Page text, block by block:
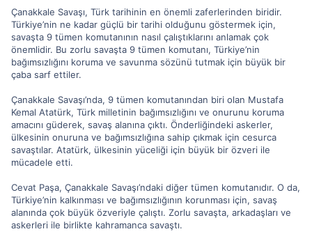
Çanakkale Savaşı, Türk tarihinin en önemli zaferlerinden biridir.
Türkiye’nin ne kadar güçlü bir tarihi olduğunu göstermek için,
savaşta 9 tümen komutanının nasıl çalıştıklarını anlamak çok
önemlidir. Bu zorlu savaşta 9 tümen komutanı, Türkiye’nin
bağımsızlığını koruma ve savunma sözünü tutmak için büyük bir
çaba sarf ettiler.
Çanakkale Savaşı’nda, 9 tümen komutanından biri olan Mustafa
Kemal Atatürk, Türk milletinin bağımsızlığını ve onurunu koruma
amacını güderek, savaş alanına çıktı. Önderliğindeki askerler,
ülkesinin onuruna ve bağımsızlığına sahip çıkmak için cesurca
savaştılar. Atatürk, ülkesinin yüceliği için büyük bir özveri ile
mücadele etti.
Cevat Paşa, Çanakkale Savaşı’ndaki diğer tümen komutanıdır. O da,
Türkiye’nin kalkınması ve bağımsızlığının korunması için, savaş
alanında çok büyük özveriyle çalıştı. Zorlu savaşta, arkadaşları ve
askerleri ile birlikte kahramanca savaştı.